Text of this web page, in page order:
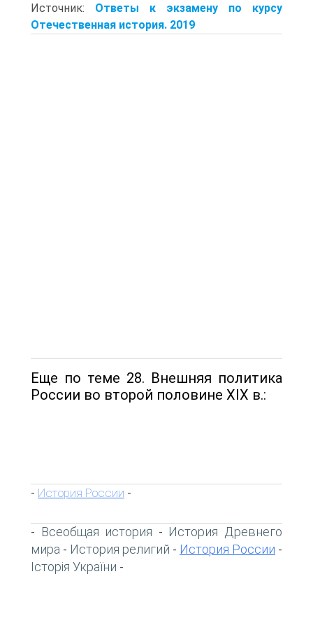
Источник: Ответы к экзамену по курсу
Отечественная история. 2019
Еще по теме 28. Внешняя политика
России во второй половине XIX в.:
- История России -
- Всеобщая история - История Древнего
мира - История религий - История России -
Історія України -